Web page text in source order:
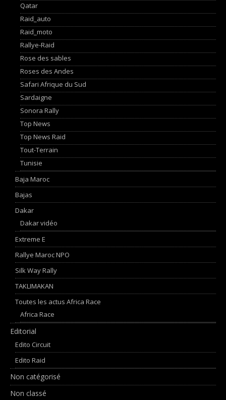
Qatar
Raid_auto
Raid_moto
Rallye-Raid
Rose des sables
Roses des Andes
Safari Afrique du Sud
Sardaigne
Sonora Rally
Top News
Top News Raid
Tout-Terrain
Tunisie
Baja Maroc
Bajas
Dakar
Dakar vidéo
Extreme E
Rallye Maroc NPO
Silk Way Rally
TAKLIMAKAN
Toutes les actus Africa Race
Africa Race
Editorial
Edito Circuit
Edito Raid
Non catégorisé
Non classé